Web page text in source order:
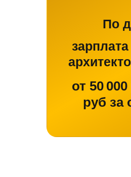
от 50
руб за
По